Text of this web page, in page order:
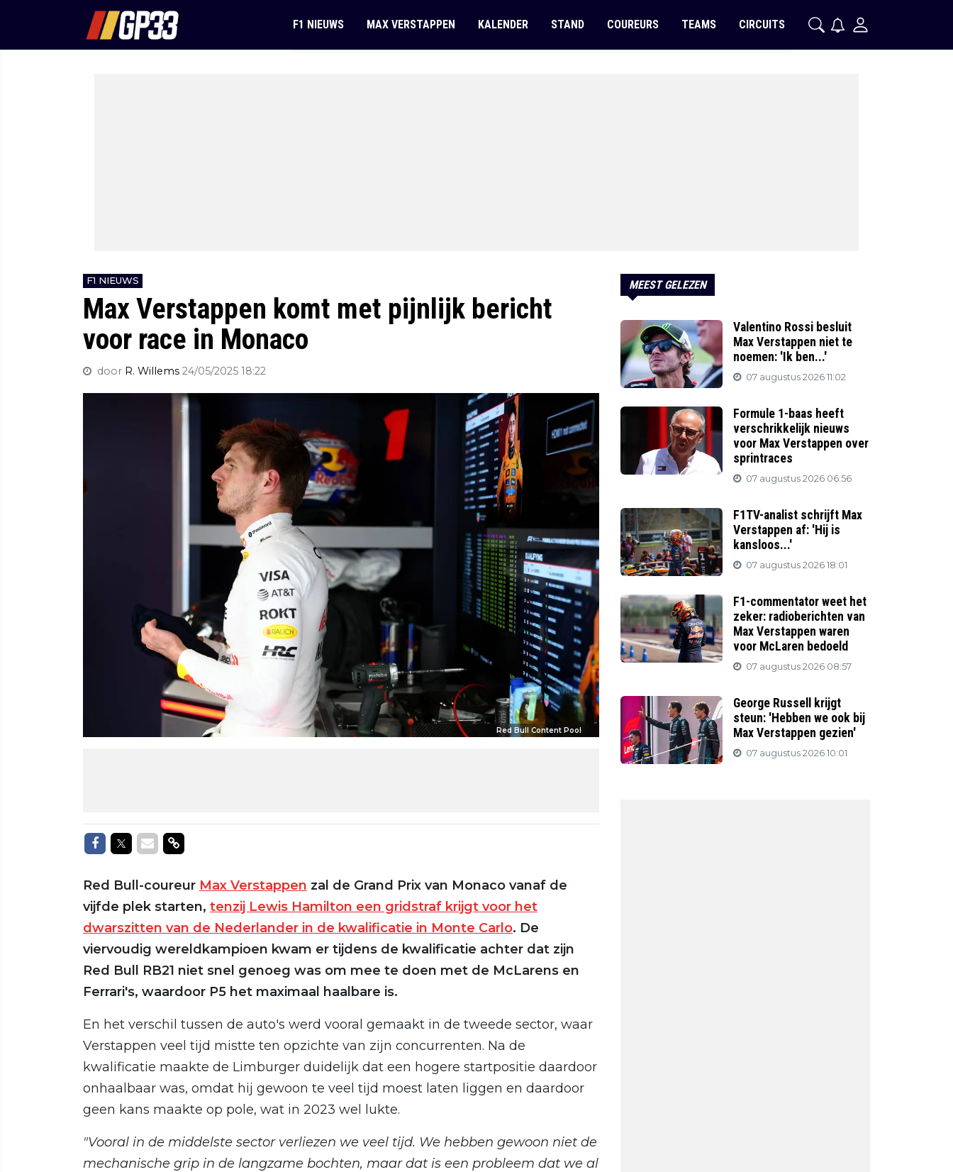
F1 NIEUWS MAX VERSTAPPEN KALENDER STAND COUREURS TEAMS CIRCUITS
F1 NIEUWS
Max Verstappen komt met pijnlijk bericht
voor race in Monaco
door R. Willems 24/05/2025 18:22
Red Bull Content Pool
Delen op Facebook
Delen op Twitter
Delen via Mail
Delen via link
Red Bull-coureur Max Verstappen zal de Grand Prix van Monaco vanaf de
vijfde plek starten, tenzij Lewis Hamilton een gridstraf krijgt voor het
dwarszitten van de Nederlander in de kwalificatie in Monte Carlo. De
viervoudig wereldkampioen kwam er tijdens de kwalificatie achter dat zijn
Red Bull RB21 niet snel genoeg was om mee te doen met de McLarens en
Ferrari's, waardoor P5 het maximaal haalbare is.
En het verschil tussen de auto's werd vooral gemaakt in de tweede sector, waar
Verstappen veel tijd mistte ten opzichte van zijn concurrenten. Na de
kwalificatie maakte de Limburger duidelijk dat een hogere startpositie daardoor
onhaalbaar was, omdat hij gewoon te veel tijd moest laten liggen en daardoor
geen kans maakte op pole, wat in 2023 wel lukte.
"Vooral in de middelste sector verliezen we veel tijd. We hebben gewoon niet de
mechanische grip in de langzame bochten, maar dat is een probleem dat we al
MEEST GELEZEN
Valentino Rossi besluit
Max Verstappen niet te
noemen: 'Ik ben...'
07 augustus 2026 11:02
Formule 1-baas heeft
verschrikkelijk nieuws
voor Max Verstappen over
sprintraces
07 augustus 2026 06:56
F1TV-analist schrijft Max
Verstappen af: 'Hij is
kansloos...'
07 augustus 2026 18:01
F1-commentator weet het
zeker: radioberichten van
Max Verstappen waren
voor McLaren bedoeld
07 augustus 2026 08:57
George Russell krijgt
steun: 'Hebben we ook bij
Max Verstappen gezien'
07 augustus 2026 10:01